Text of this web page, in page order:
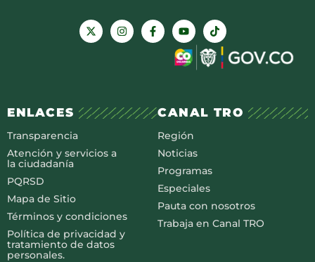
ENLACES
Transparencia
Atención y servicios a
la ciudadanía
PQRSD
Mapa de Sitio
Términos y condiciones
Política de privacidad y
tratamiento de datos
personales.
CANAL TRO
Región
Noticias
Programas
Especiales
Pauta con nosotros
Trabaja en Canal TRO